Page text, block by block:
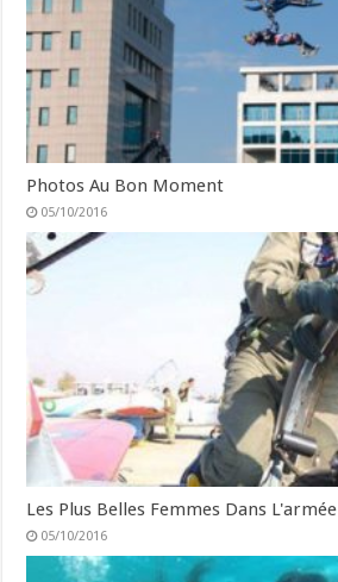
Photos Au Bon Moment
05/10/2016
Les Plus Belles Femmes Dans L'armée
05/10/2016